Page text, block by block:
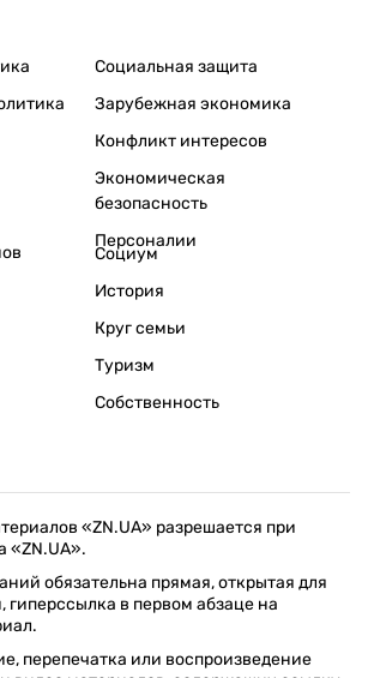
Социальная защита
Зарубежная экономика
Конфликт интересов
Экономическая
безопасность
Персоналии
Социум
История
Круг семьи
Туризм
Собственность
«ZN.UA» разрешается при
«ZN.UA».
обязательна прямая, открытая для
гиперссылка в первом абзаце на
перепечатка или воспроизведение